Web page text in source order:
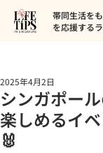
帯同生活を
を応援する
シンガポー
楽しめるイ
🐰
2025年4月2日